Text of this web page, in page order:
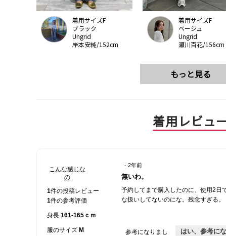
着用サイズF
ブラック
Ungrid
岸本安純/152cm
着用サイズF
ベージュ
Ungrid
瀬川百花/156cm
もっと見る
着用レビュ
こんな感じな
の
1件の投稿レビュー
1件の参考評価
身長 161-165ｃｍ
服のサイズ M
1
／
5
す。
· 2年前
無いわ。
予約してまで購入したのに、使用2日
な扱いしてないのにな。残念すぎる。
参考になりまし
はい、参考に